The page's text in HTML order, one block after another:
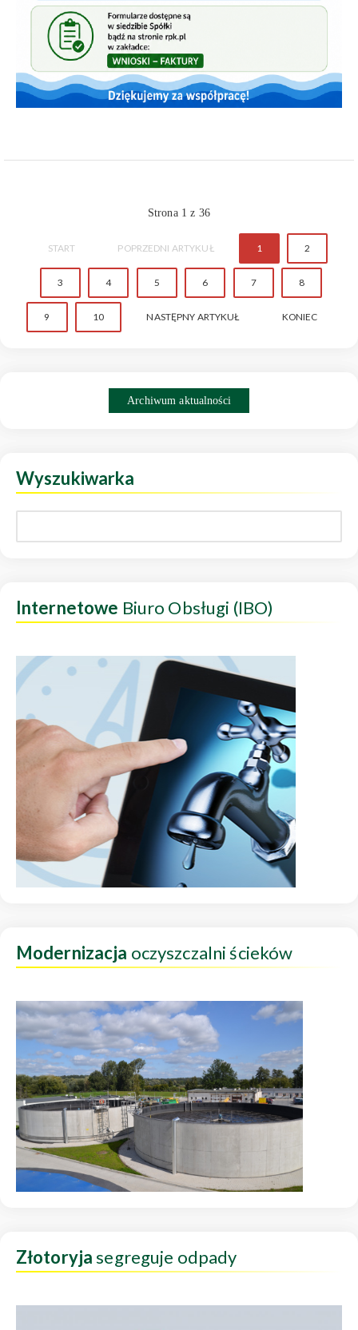
Strona 1 z 36
START POPRZEDNI ARTYKUŁ 1 2
3 4 5 6 7 8
9 10 NASTĘPNY ARTYKUŁ KONIEC
Archiwum aktualności
Wyszukiwarka
Internetowe Biuro Obsługi (IBO)
Modernizacja oczyszczalni ścieków
Złotoryjasegreguje odpady